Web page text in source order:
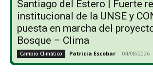
Santiago del Estero | Fuerte
institucional de la UNSE y
puesta en marcha del
Bosque – Clima
Cambio Climático Patricia Escobar - 04/08/2026